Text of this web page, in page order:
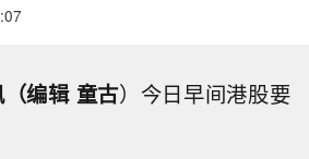
编辑 童古）今日早间港股要